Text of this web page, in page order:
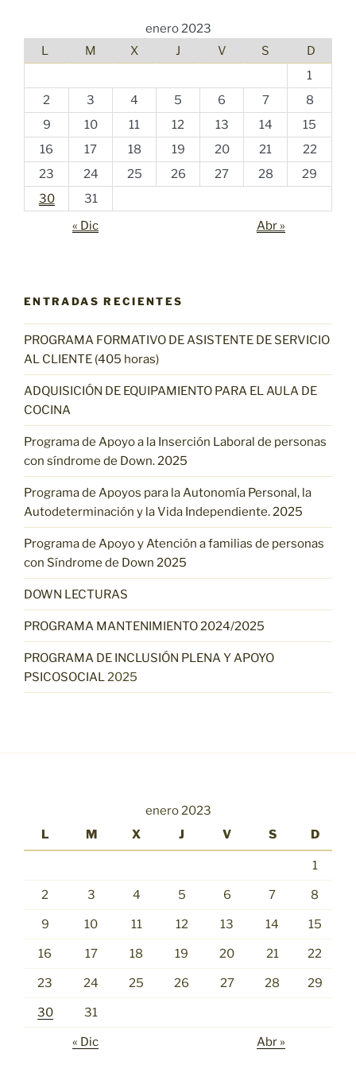
enero 2023
L
M X J V S
D
1
2
3 4 5 6 7
8
9
10 11 12 13 14
15
16
17 18 19 20 21
22
23
24 25 26 27 28
29
30
31
« Dic
Abr »
ENTRADAS RECIENTES
PROGRAMA FORMATIVO DE ASISTENTE DE SERVICIO
AL CLIENTE (405 horas)
ADQUISICIÓN DE EQUIPAMIENTO PARA EL AULA DE
COCINA
Programa de Apoyo a la Inserción Laboral de personas
con síndrome de Down. 2025
Programa de Apoyos para la Autonomía Personal, la
Autodeterminación y la Vida Independiente. 2025
Programa de Apoyo y Atención a familias de personas
con Síndrome de Down 2025
DOWN LECTURAS
PROGRAMA MANTENIMIENTO 2024/2025
PROGRAMA DE INCLUSIÓN PLENA Y APOYO
PSICOSOCIAL2025
enero 2023
L
M X J V S D
1
2 3 4 5 6 7 8
9 10 11 12 13 14 15
16 17 18 19 20 21 22
23 24 25 26 27 28 29
30 31
« Dic Abr »